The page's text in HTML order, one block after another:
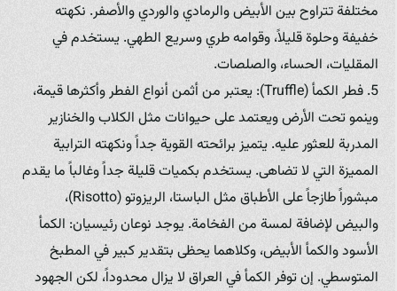
مختلفة تتراوح بين الأبيض والرمادي والوردي والأصفر. نكهته
خفيفة وحلوة قليلاً، وقوامه طري وسريع الطهي. يستخدم في
المقليات، الحساء، والصلصات.
5. فطر الكمأ (Truffle): يعتبر من أثمن أنواع الفطر وأكثرها قيمة،
وينمو تحت الأرض ويعتمد على حيوانات مثل الكلاب والخنازير
المدربة للعثور عليه. يتميز برائحته القوية جداً ونكهته الترابية
المميزة التي لا تضاهى. يستخدم بكميات قليلة جداً وغالباً ما يقدم
مبشوراً طازجاً على الأطباق مثل الباستا، الريزوتو (Risotto)،
والبيض لإضافة لمسة من الفخامة. يوجد نوعان رئيسيان: الكمأ
الأسود والكمأ الأبيض، وكلاهما يحظى بتقدير كبير في المطبخ
المتوسطي. إن توفر الكمأ في العراق لا يزال محدوداً، لكن الجهود